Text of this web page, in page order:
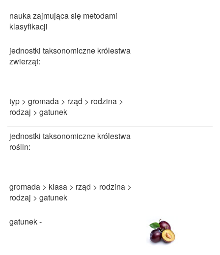
nauka zajmująca się metodami
klasyfikacji
jednostki taksonomiczne królestwa
zwierząt:
typ > gromada > rząd > rodzina >
rodzaj > gatunek
jednostki taksonomiczne królestwa
roślin:
gromada > klasa > rząd > rodzina >
rodzaj > gatunek
gatunek -